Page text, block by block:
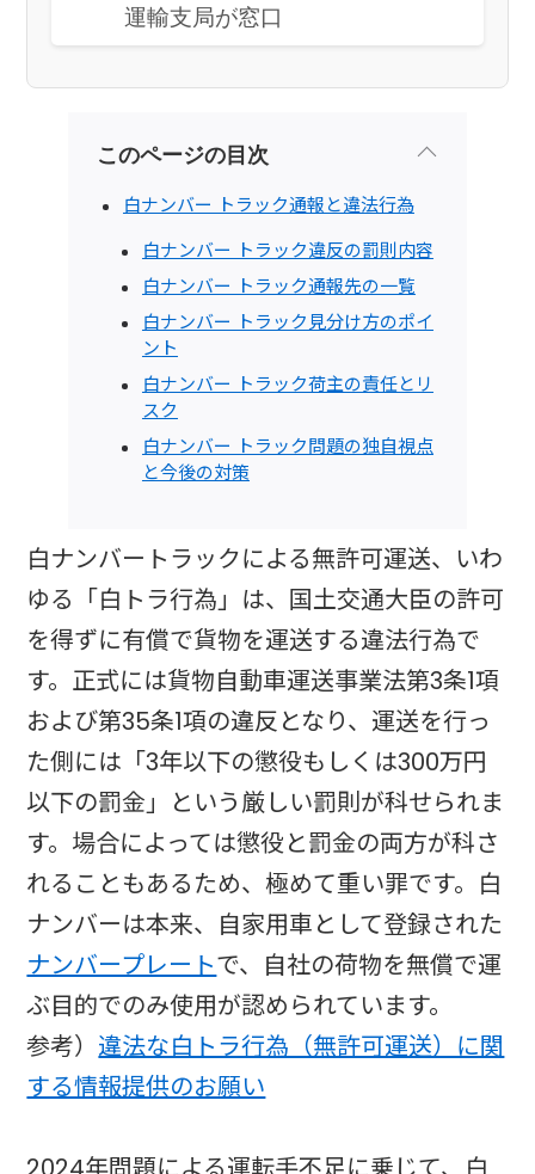
運輸支局が窓口
このページの目次
白ナンバー トラック通報と違法行為
白ナンバー トラック違反の罰則内容
白ナンバー トラック通報先の一覧
白ナンバー トラック見分け方のポイ
ント
白ナンバー トラック荷主の責任とリ
スク
白ナンバー トラック問題の独自視点
と今後の対策
白ナンバートラックによる無許可運送、いわ
ゆる「白トラ行為」は、国土交通大臣の許可
を得ずに有償で貨物を運送する違法行為で
す。正式には貨物自動車運送事業法第3条1項
および第35条1項の違反となり、運送を行っ
た側には「3年以下の懲役もしくは300万円
以下の罰金」という厳しい罰則が科せられま
す。場合によっては懲役と罰金の両方が科さ
れることもあるため、極めて重い罪です。白
ナンバーは本来、自家用車として登録された
ナンバープレートで、自社の荷物を無償で運
ぶ目的でのみ使用が認められています。
参考） 違法な白トラ行為（無許可運送）に関
する情報提供のお願い